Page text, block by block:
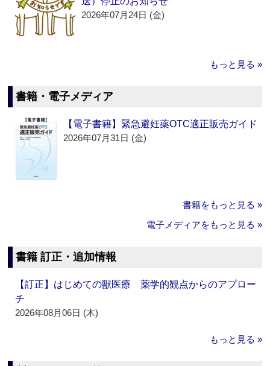
2026年07月24日 (金)
もっと見る »
書籍・電子メディア
【電子書籍】緊急避妊薬OTC適正販売ガイド
2026年07月31日 (金)
書籍をもっと見る »
電子メディアをもっと見る »
書籍 訂正・追加情報
【訂正】はじめての獣医療 薬学的観点からのアプロー
チ
2026年08月06日 (木)
もっと見る »